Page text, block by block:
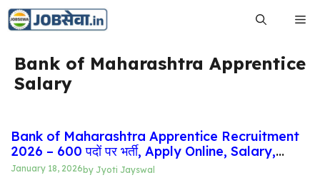
Skip
Bank of Maharashtra Apprentice
Salary
Bank of Maharashtra Apprentice Recruitment
2026 – 600 पदों पर भर्ती, Apply Online, Salary,
Eligibility
January 18, 2026 by Jyoti Jayswal